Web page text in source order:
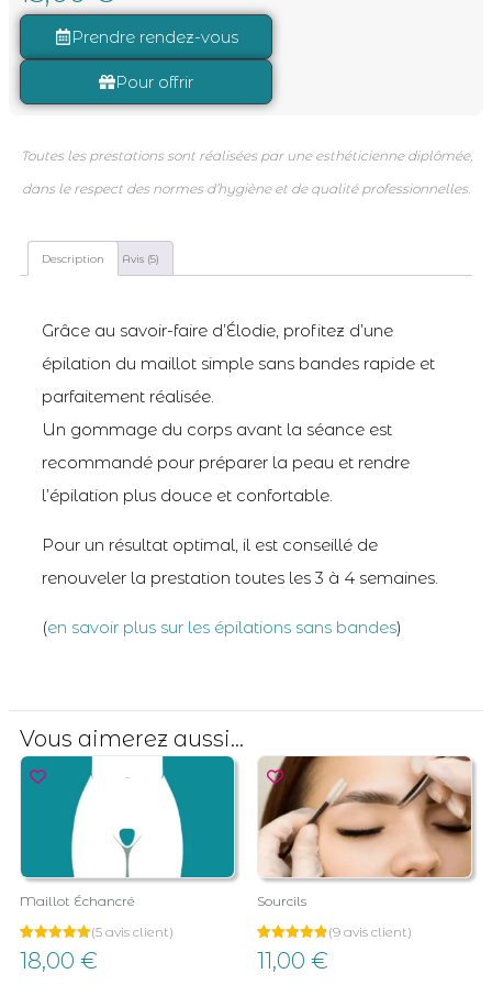
notations
Prendre rendez-vous
Pour offrir
Toutes les prestations sont réalisées par une esthéticienne diplômée,
dans le respect des normes d’hygiène et de qualité professionnelles.
Description Avis (5)
Grâce au savoir-faire d’Élodie, profitez d’une
épilation du maillot simple sans bandes rapide et
parfaitement réalisée.
Un gommage du corps avant la séance est
recommandé pour préparer la peau et rendre
l’épilation plus douce et confortable.
Pour un résultat optimal, il est conseillé de
renouveler la prestation toutes les 3 à 4 semaines.
(en savoir plus sur les épilations sans bandes)
Vous aimerez aussi...
Maillot Échancré
Noté
5.00
5
(5avis client)
18,00 €
Sourcils
Noté
4.89
9
(9avis client)
11,00 €